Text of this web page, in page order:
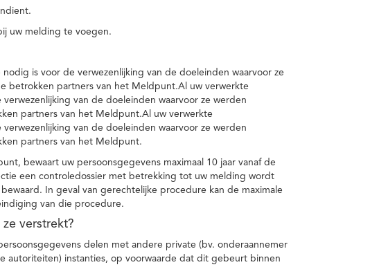
uw melding te voegen.
is voor de verwezenlijking van de doeleinden waarvoor ze
betrokken partners van het Meldpunt.Al uw verwerkte
van de doeleinden waarvoor ze werden
partners van het Meldpunt.Al uw verwerkte
van de doeleinden waarvoor ze werden
partners van het Meldpunt.
bewaart uw persoonsgegevens maximaal 10 jaar vanaf de
een controledossier met betrekking tot uw melding wordt
In geval van gerechtelijke procedure kan de maximale
van die procedure.
verstrekt?
delen met andere private (bv. onderaannemer
autoriteiten) instanties, op voorwaarde dat dit gebeurt binnen